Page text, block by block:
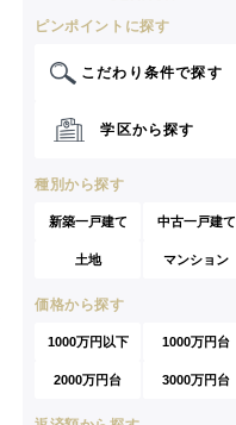
ピンポイントに探す
こだわり条件で探す
学区から探す
種別から探す
新築一戸建て 中古一戸建て
土地 マンション
価格から探す
1000万円以下 1000万円台
2000万円台 3000万円台